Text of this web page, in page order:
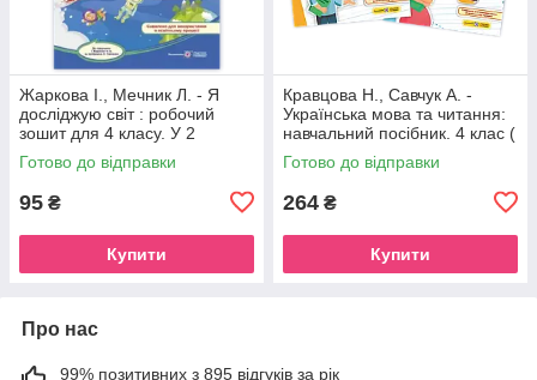
Жаркова І., Мечник Л. - Я
досліджую світ : робочий
зошит для 4 класу. У 2
частинах, Частина 1. (до
підручника І. Жаркової )
Готово до відправки
95 ₴
Купити
Кравцова Н., Савчук А. -
Українська мова та читання:
навчальний посібник. 4 клас (
У 4 частинах, Частини 1-2 )
Готово до відправки
264 ₴
Купити
Про нас
99% позитивних з 895 відгуків за рік